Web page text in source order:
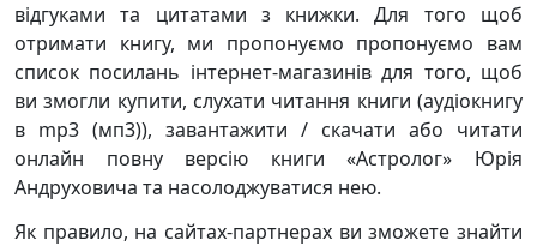
відгуками та цитатами з книжки. Для того щоб
отримати книгу, ми пропонуємо пропонуємо вам
список посилань інтернет-магазинів для того, щоб
ви змогли купити, слухати читання книги (аудіокнигу
в mp3 (мп3)), завантажити / скачати або читати
онлайн повну версію книги «Астролог» Юрія
Андруховича та насолоджуватися нею.
Як правило, на сайтах-партнерах ви зможете знайти